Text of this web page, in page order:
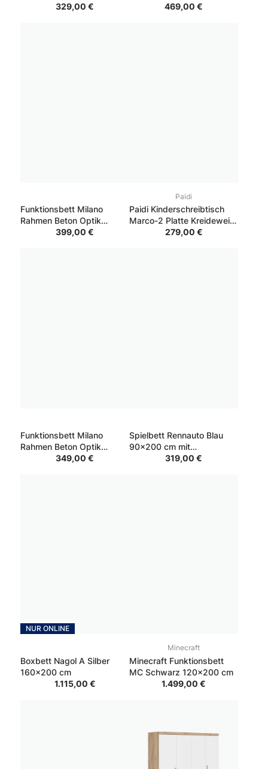
Plankeneiche Nachbildung
329,00 €
Korpus Schwarz 90x200
469,00 €
Funktionsbett Milano
Rahmen Beton Optik
Schubkasten Weiß Kopfteil
399,00 €
Paidi
Paidi Kinderschreibtisch
Marco-2 Platte Kreideweiß,
Gestell Silber279,00 €
Funktionsbett Milano
Rahmen Beton Optik
Schubkasten Weiß Kopfteil
349,00 €
Spielbett Rennauto Blau
90x200 cm mit
Beleuchtung319,00 €
NUR ONLINE
Boxbett Nagol A Silber
160x200 cm
1.115,00 €
Minecraft
Minecraft Funktionsbett
MC Schwarz 120x200 cm
1.499,00 €